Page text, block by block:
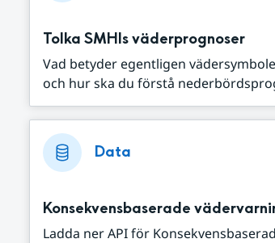
Tolka SMHIs väderprognoser
Vad betyder egentligen
och hur ska du förstå
Data
Konsekvensbaserade
Ladda ner API för